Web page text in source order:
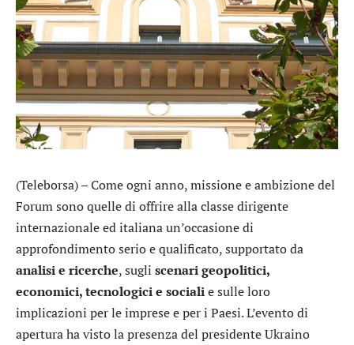
(Teleborsa) – Come ogni anno, missione e ambizione del
Forum sono quelle di offrire alla classe dirigente
internazionale ed italiana un’occasione di
approfondimento serio e qualificato, supportato da
analisi e ricerche, sugli scenari geopolitici,
economici, tecnologici e socialie sulle loro
implicazioni per le imprese e per i Paesi. L’evento di
apertura ha visto la presenza del presidente Ukraino